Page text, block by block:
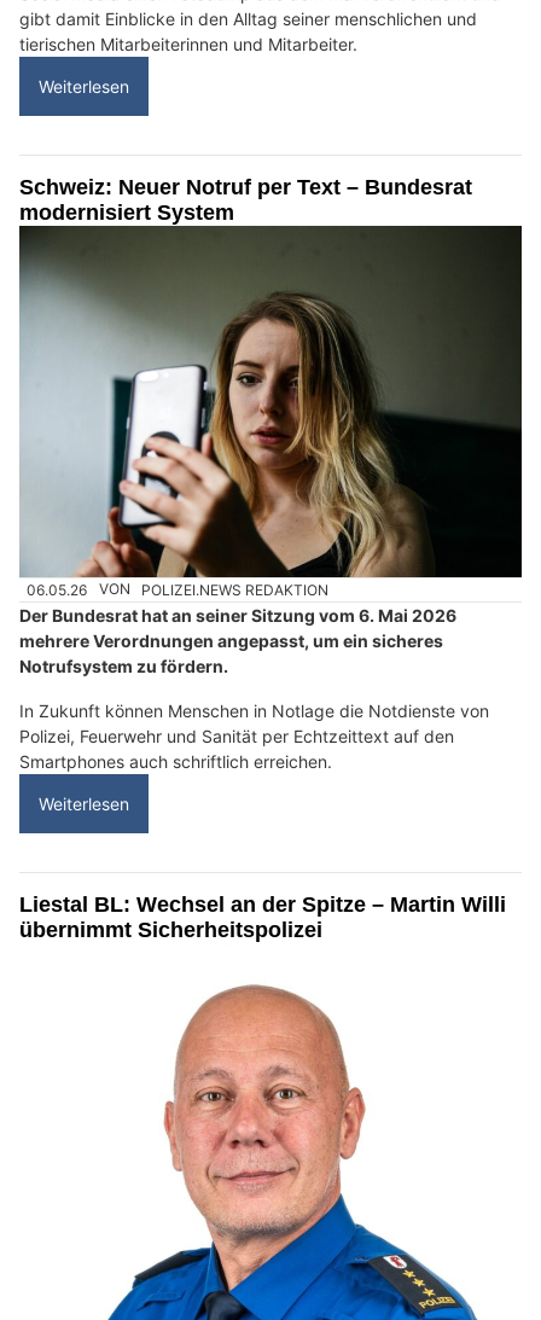
gibt damit Einblicke in den Alltag seiner menschlichen und
tierischen Mitarbeiterinnen und Mitarbeiter.
Weiterlesen
Schweiz: Neuer Notruf per Text – Bundesrat
modernisiert System
06.05.26 VON POLIZEI.NEWS REDAKTION
Der Bundesrat hat an seiner Sitzung vom 6. Mai 2026
mehrere Verordnungen angepasst, um ein sicheres
Notrufsystem zu fördern.
In Zukunft können Menschen in Notlage die Notdienste von
Polizei, Feuerwehr und Sanität per Echtzeittext auf den
Smartphones auch schriftlich erreichen.
Weiterlesen
Liestal BL: Wechsel an der Spitze – Martin Willi
übernimmt Sicherheitspolizei